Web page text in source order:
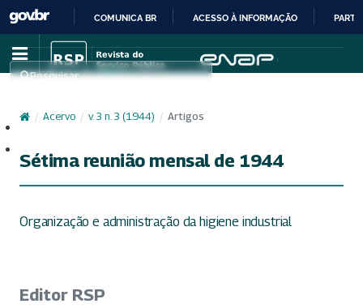
IR
PARA
CONTEÚDO
COMUNICA BR ACESSO À INFORMAÇÃO
Pesquisar
/ Acervo / v. 3 n. 3 (1944) / Artigos
Sétima reunião mensal de 1944
Organização e administração da higiene industrial
Editor RSP